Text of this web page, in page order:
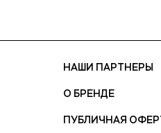
НАШИ ПАРТНЕРЫ
О БРЕНДЕ
ПУБЛИЧНАЯ